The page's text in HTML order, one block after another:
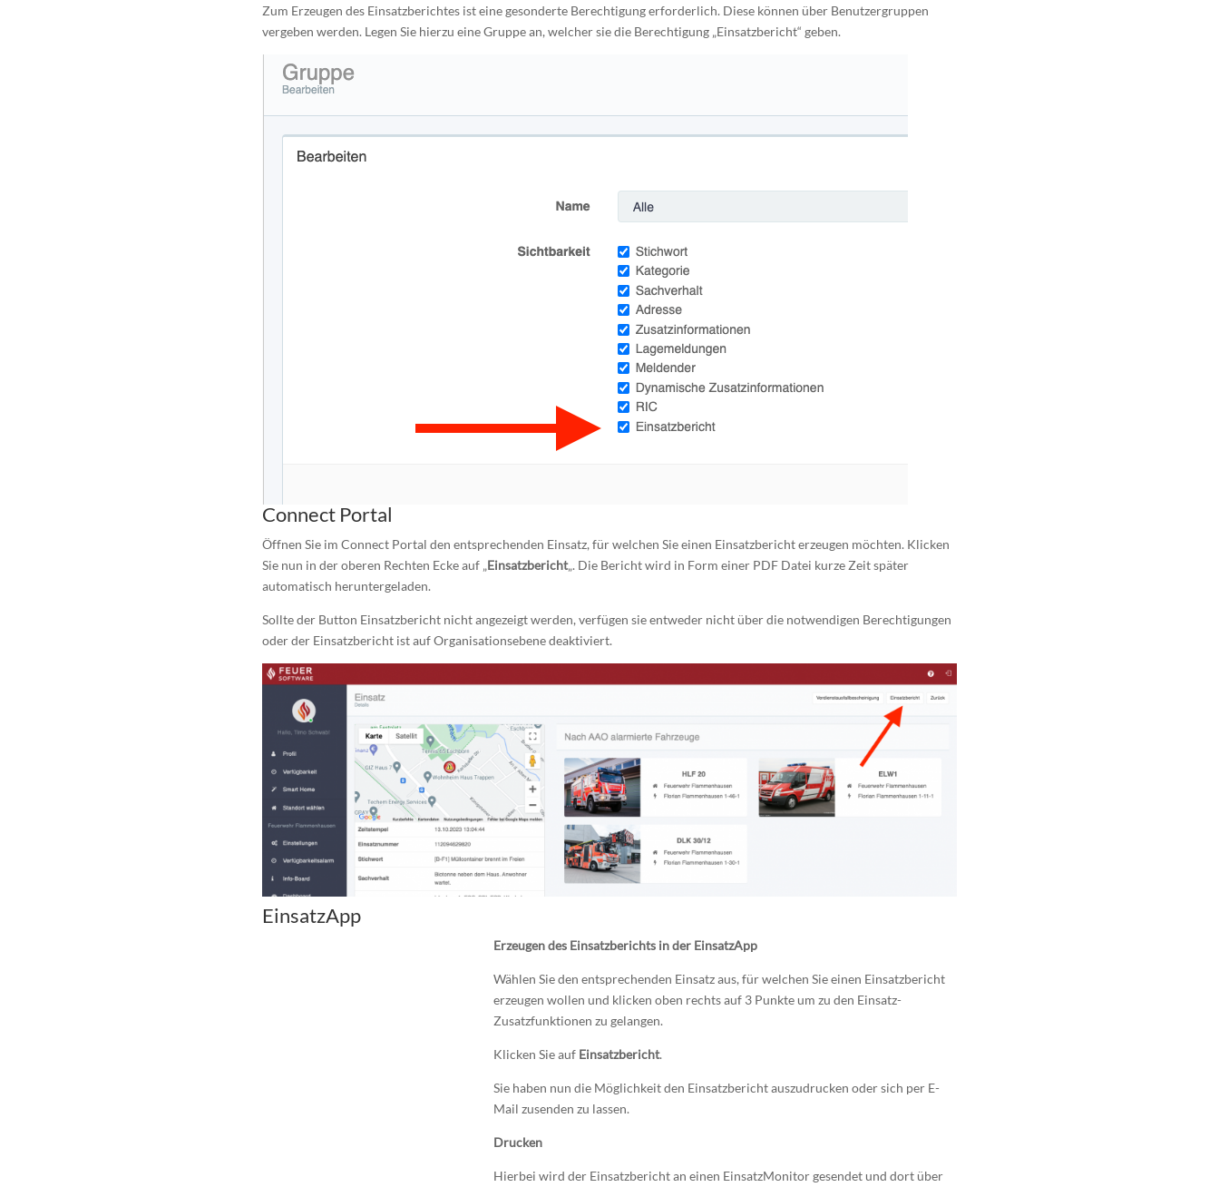
Zum Erzeugen des Einsatzberichtes ist eine gesonderte Berechtigung erforderlich. Diese können über Benutzergruppen
vergeben werden. Legen Sie hierzu eine Gruppe an, welcher sie die Berechtigung „Einsatzbericht“ geben.
Connect Portal
Öffnen Sie im Connect Portal den entsprechenden Einsatz, für welchen Sie einen Einsatzbericht erzeugen möchten. Klicken
Sie nun in der oberen Rechten Ecke auf „Einsatzbericht„. Die Bericht wird in Form einer PDF Datei kurze Zeit später
automatisch heruntergeladen.
Sollte der Button Einsatzbericht nicht angezeigt werden, verfügen sie entweder nicht über die notwendigen Berechtigungen
oder der Einsatzbericht ist auf Organisationsebene deaktiviert.
EinsatzApp
Erzeugen des Einsatzberichts in der EinsatzApp
Wählen Sie den entsprechenden Einsatz aus, für welchen Sie einen Einsatzbericht
erzeugen wollen und klicken oben rechts auf 3 Punkte um zu den Einsatz-
Zusatzfunktionen zu gelangen.
Klicken Sie auf Einsatzbericht.
Sie haben nun die Möglichkeit den Einsatzbericht auszudrucken oder sich per E-
Mail zusenden zu lassen.
Drucken
Hierbei wird der Einsatzbericht an einen EinsatzMonitor gesendet und dort über